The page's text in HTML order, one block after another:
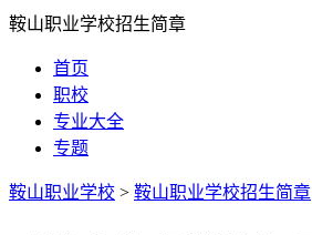
鞍山职业学校招生简章
首页
职校
专业大全
专题
鞍山职业学校 > 鞍山职业学校招生简章